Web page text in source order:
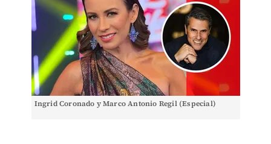
Ingrid Coronado y Marco Antonio Regil (Especial)